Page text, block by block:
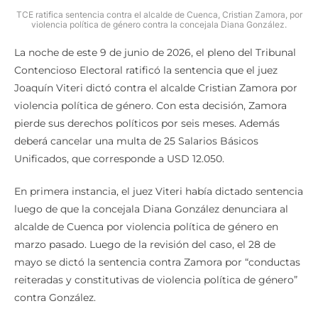
TCE ratifica sentencia contra el alcalde de Cuenca, Cristian Zamora, por
violencia política de género contra la concejala Diana González.
La noche de este 9 de junio de 2026, el pleno del Tribunal
Contencioso Electoral ratificó la sentencia que el juez
Joaquín Viteri dictó contra el alcalde Cristian Zamora por
violencia política de género. Con esta decisión, Zamora
pierde sus derechos políticos por seis meses. Además
deberá cancelar una multa de 25 Salarios Básicos
Unificados, que corresponde a USD 12.050.
En primera instancia, el juez Viteri había dictado sentencia
luego de que la concejala Diana González denunciara al
alcalde de Cuenca por violencia política de género en
marzo pasado. Luego de la revisión del caso, el 28 de
mayo se dictó la sentencia contra Zamora por “conductas
reiteradas y constitutivas de violencia política de género”
contra González.